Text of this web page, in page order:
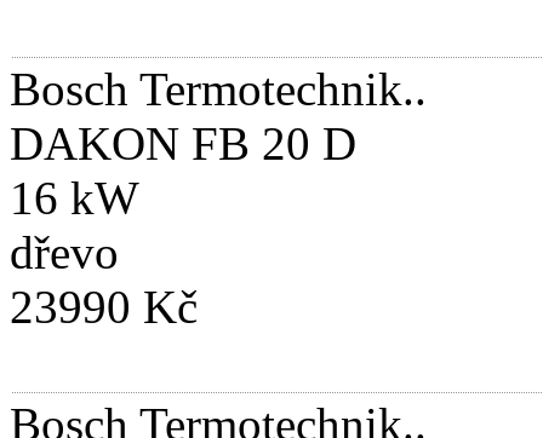
Bosch Termotechnik..
DAKON FB 20 D
16 kW
dřevo
23990 Kč
Bosch Termotechnik..